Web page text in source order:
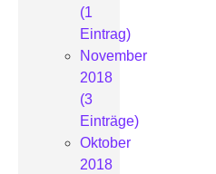
(1
Eintrag)
November
2018
(3
Einträge)
Oktober
2018